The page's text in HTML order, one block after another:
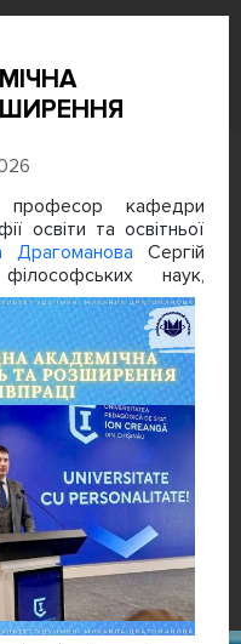
кафедри
освіти та освітньої
Драгоманова Сергій
наук,